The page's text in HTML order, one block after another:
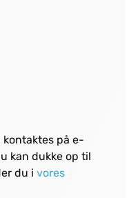
på e-
kan dukke op til
du i vores